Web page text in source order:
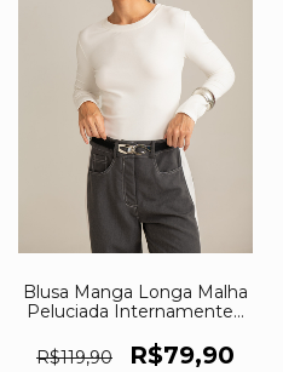
Blusa Manga Longa Malha
Peluciada Internamente |
R$119,90
R$79,90